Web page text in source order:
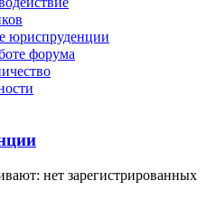
юриспруденции
форума
нет зарегистрированных